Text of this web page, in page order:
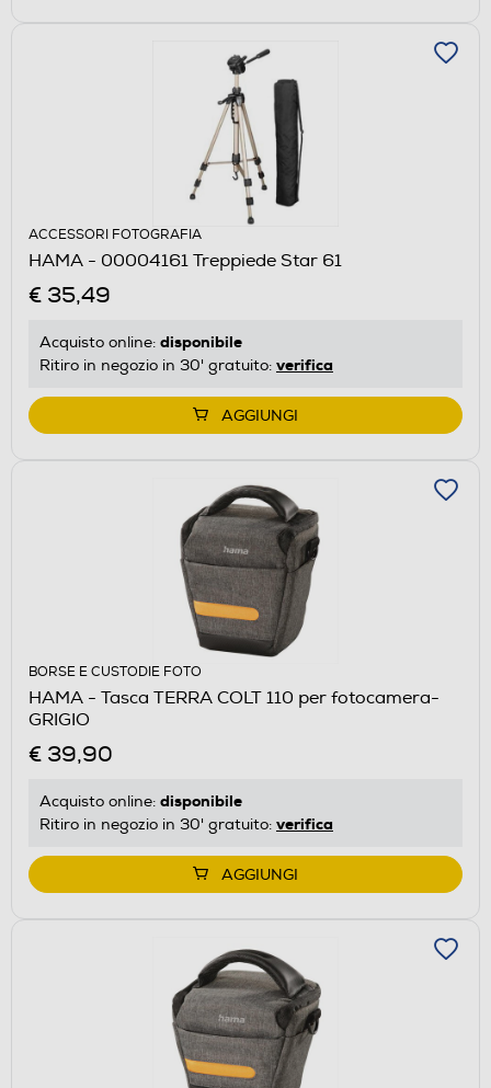
ACCESSORI FOTOGRAFIA
HAMA - 00004161 Treppiede Star 61
€ 35,49
Acquisto online: disponibile
Ritiro in negozio in 30' gratuito: verifica
AGGIUNGI
BORSE E CUSTODIE FOTO
HAMA - Tasca TERRA COLT 110 per fotocamera-
GRIGIO
€ 39,90
Acquisto online: disponibile
Ritiro in negozio in 30' gratuito: verifica
AGGIUNGI